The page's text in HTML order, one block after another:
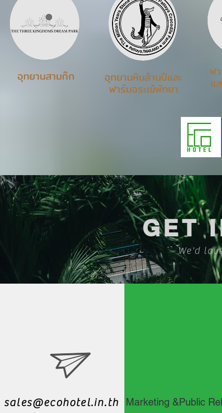
อุทยานสามก๊ก อุทยานหินล้านปีและ
ฟาร์มจระเข้พัทยา
ฟ
แ
GET
We'd
sales@ecohotel.in.th Marketing &Public